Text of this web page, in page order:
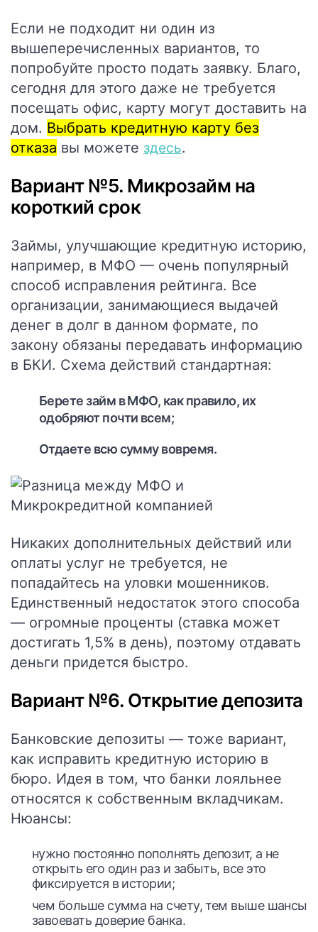
Если не подходит ни один из
вышеперечисленных вариантов, то
попробуйте просто подать заявку. Благо,
сегодня для этого даже не требуется
посещать офис, карту могут доставить на
дом. Выбрать кредитную карту без
отказа вы можете здесь.
Вариант №5. Микрозайм на
короткий срок
Займы, улучшающие кредитную историю,
например, в МФО — очень популярный
способ исправления рейтинга. Все
организации, занимающиеся выдачей
денег в долг в данном формате, по
закону обязаны передавать информацию
в БКИ. Схема действий стандартная:
Берете займ в МФО, как правило, их
одобряют почти всем;
Отдаете всю сумму вовремя.
Никаких дополнительных действий или
оплаты услуг не требуется, не
попадайтесь на уловки мошенников.
Единственный недостаток этого способа
— огромные проценты (ставка может
достигать 1,5% в день), поэтому отдавать
деньги придется быстро.
Вариант №6. Открытие депозита
Банковские депозиты — тоже вариант,
как исправить кредитную историю в
бюро. Идея в том, что банки лояльнее
относятся к собственным вкладчикам.
Нюансы:
нужно постоянно пополнять депозит, а не
открыть его один раз и забыть, все это
фиксируется в истории;
чем больше сумма на счету, тем выше шансы
завоевать доверие банка.